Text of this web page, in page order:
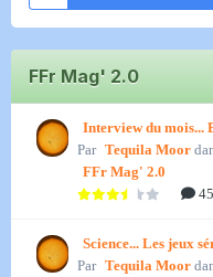
FFr Mag' 2.0
Interview du mois...
Par Tequila Moor
FFr Mag' 2.0
45
Science... Les jeux
Par Tequila Moor